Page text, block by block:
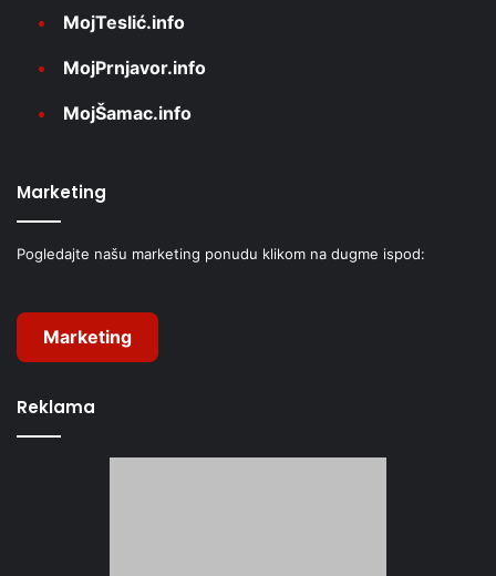
MojTeslić.info
MojPrnjavor.info
MojŠamac.info
Marketing
Pogledajte našu marketing ponudu klikom na dugme ispod:
Marketing
Reklama